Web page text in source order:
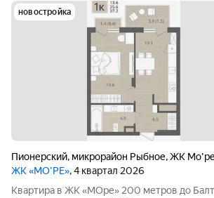
новостройка
Пионерский, микрорайон Рыбное,ЖК Мо'ре
ЖК «МО’РЕ», 4 квартал 2026
Квартира в ЖК «МОре» 200 метров до Балтийского моря